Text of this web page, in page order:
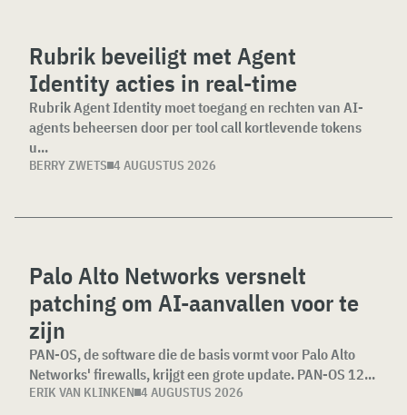
Rubrik beveiligt met Agent
Identity acties in real-time
Rubrik Agent Identity moet toegang en rechten van AI-
agents beheersen door per tool call kortlevende tokens
u...
BERRY ZWETS 4 AUGUSTUS 2026
Palo Alto Networks versnelt
patching om AI-aanvallen voor te
zijn
PAN-OS, de software die de basis vormt voor Palo Alto
Networks' firewalls, krijgt een grote update. PAN-OS 12...
ERIK VAN KLINKEN 4 AUGUSTUS 2026